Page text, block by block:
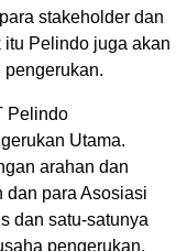
stakeholder dan
itu Pelindo juga akan
Pelindo
Utama.
arahan dan
dan para Asosiasi
dan satu-satunya
pengerukan.